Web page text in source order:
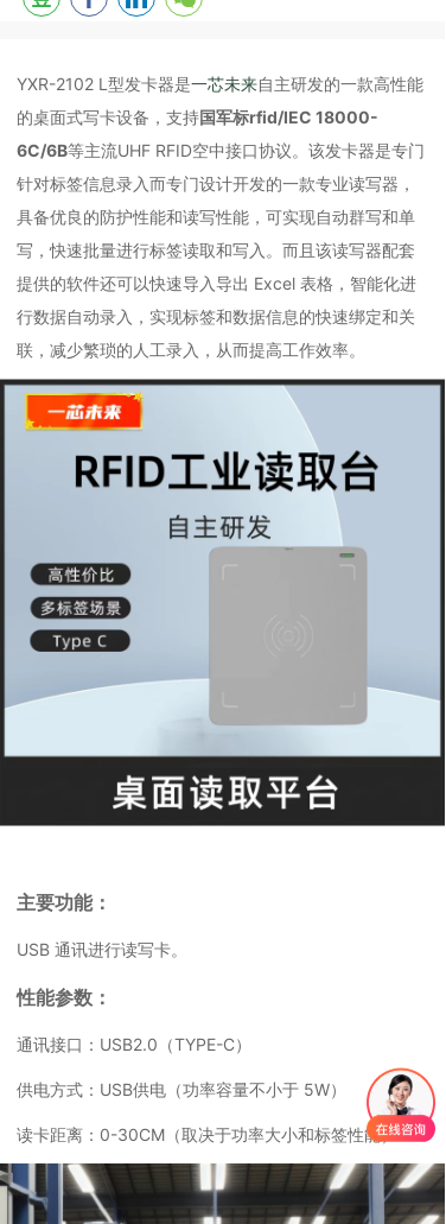
YXR-2102 L型发卡器是一芯未来自主研发的一款高性能
的桌面式写卡设备，支持国军标rfid/IEC 18000-
6C/6B等主流UHF RFID空中接口协议。该发卡器是专门
针对标签信息录入而专门设计开发的一款专业读写器，
具备优良的防护性能和读写性能，可实现自动群写和单
写，快速批量进行标签读取和写入。而且该读写器配套
提供的软件还可以快速导入导出 Excel 表格，智能化进
行数据自动录入，实现标签和数据信息的快速绑定和关
联，减少繁琐的人工录入，从而提高工作效率。
主要功能：
USB 通讯进行读写卡。
性能参数：
通讯接口：USB2.0（TYPE-C）
供电方式：USB供电（功率容量不小于 5W）
读卡距离：0-30CM（取决于功率大小和标签性能）